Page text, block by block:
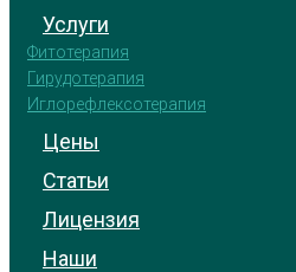
Услуги
Фитотерапия
Гирудотерапия
Иглорефлексотерапия
Цены
Статьи
Лицензия
Наши